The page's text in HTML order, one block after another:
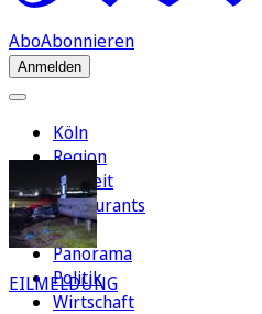
AboAbonnieren
Anmelden
Köln
Region
Freizeit
Restaurants
FC
Panorama
Politik
Wirtschaft
EILMELDUNG